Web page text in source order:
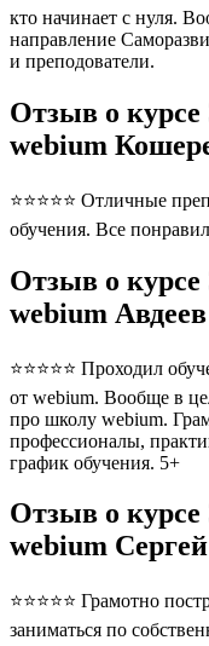
кто начинает с нуля.
направление
и преподователи.
Отзыв о курсе
webium
⭐⭐⭐⭐⭐ Отличные
обучения. Все
Отзыв о курсе
webium
⭐⭐⭐⭐⭐ Проходил
от webium. Вообще в
про школу webium.
профессионалы,
график обучения. 5+
Отзыв о курсе
webium
⭐⭐⭐⭐⭐ Грамотно
заниматься по